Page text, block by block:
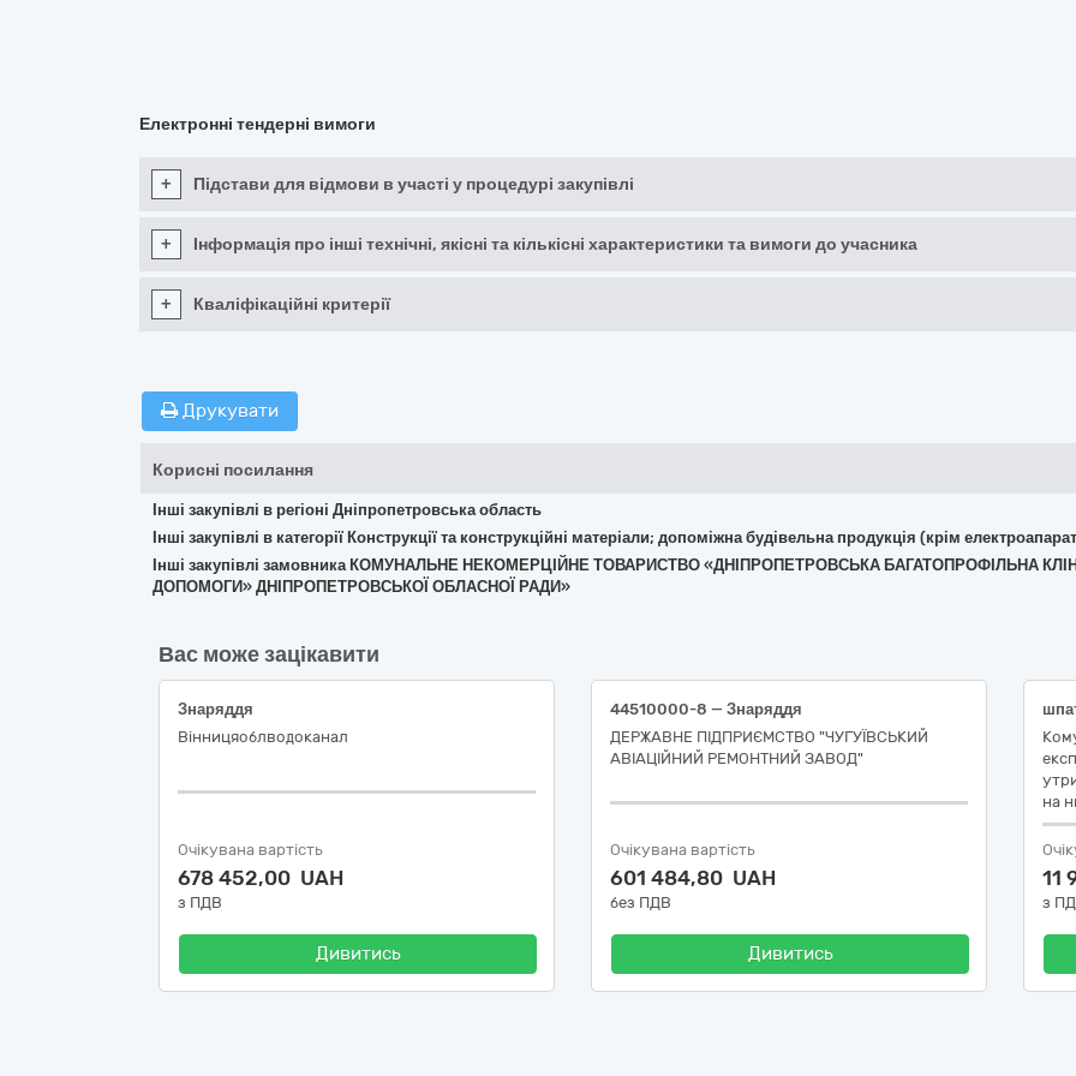
Електронні тендерні вимоги
+ Підстави для відмови в участі у процедурі закупівлі
+ Інформація про інші технічні, якісні та кількісні характеристики та вимоги до учасника
+ Кваліфікаційні критерії
Друкувати
Корисні посилання
Інші закупівлі в регіоні Дніпропетровська область
Інші закупівлі в категорії Конструкції та конструкційні матеріали; допоміжна будівельна продукція (крім
Інші закупівлі замовника КОМУНАЛЬНЕ НЕКОМЕРЦІЙНЕ ТОВАРИСТВО «ДНІПРОПЕТРОВСЬКА БАГАТОПРОФІЛЬНА
ДОПОМОГИ» ДНІПРОПЕТРОВСЬКОЇ ОБЛАСНОЇ РАДИ»
Вас може зацікавити
Знаряддя
Вінницяоблводоканал
Очікувана вартість
678 452,00 UAH
з ПДВ
Дивитись
44510000-8 — Знаряддя
ДЕРЖАВНЕ ПІДПРИЄМСТВО "ЧУГУЇВСЬКИЙ
АВІАЦІЙНИЙ РЕМОНТНИЙ ЗАВОД"
Очікувана вартість
601 484,80 UAH
без ПДВ
Дивитись
на
11
з